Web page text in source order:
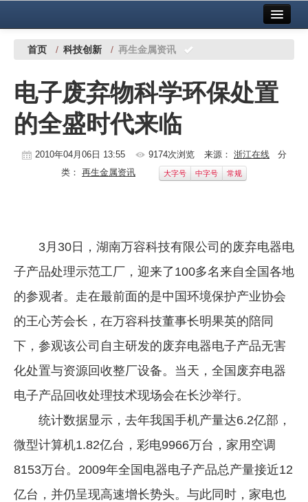
中国有色金属报社主办 广告服务
铜镍铅锌
铝
稀有稀土
地矿 建设
党建工作
企业文化
《资源再生》杂志
数字报
首页 / 科技创新 / 再生金属资讯
电子废弃物科学环保处置
的全盛时代来临
2010年04月06日 13:55 9174次浏览 来源： 浙江在线 分
类： 再生金属资讯 大字号 中字号 常规
3月30日，湖南万容科技有限公司的废弃电器电
子产品处理示范工厂，迎来了100多名来自全国各地
的参观者。走在最前面的是中国环境保护产业协会
的王心芳会长，在万容科技董事长明果英的陪同
下，参观该公司自主研发的废弃电器电子产品无害
化处置与资源回收整厂设备。当天，全国废弃电器
电子产品回收处理技术现场会在长沙举行。
统计数据显示，去年我国手机产量达6.2亿部，
微型计算机1.82亿台，彩电9966万台，家用空调
8153万台。2009年全国电器电子产品总产量接近12
亿台，并仍呈现高速增长势头。与此同时，家电也